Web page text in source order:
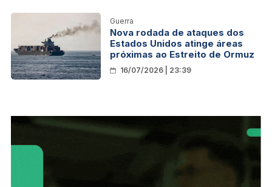
Guerra
Nova rodada de ataques dos
Estados Unidos atinge áreas
próximas ao Estreito de Ormuz
16/07/2026 | 23:39